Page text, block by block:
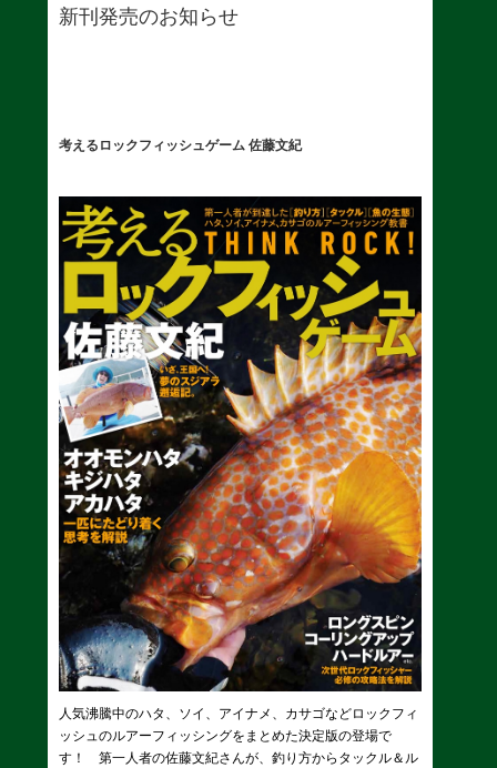
新刊発売のお知らせ
考えるロックフィッシュゲーム 佐藤文紀
人気沸騰中のハタ、ソイ、アイナメ、カサゴなどロックフィ
ッシュのルアーフィッシングをまとめた決定版の登場で
す！ 第一人者の佐藤文紀さんが、釣り方からタックル＆ル